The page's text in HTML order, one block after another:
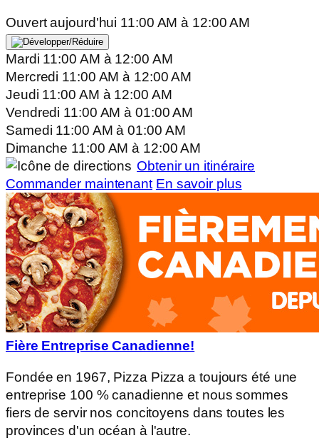
Ouvert aujourd'hui 11:00 AMà 12:00 AM
Mardi 11:00 AM à12:00 AM
Mercredi 11:00 AMà 12:00 AM
Jeudi 11:00 AM à12:00 AM
Vendredi 11:00 AMà 01:00 AM
Samedi 11:00 AMà 01:00 AM
Dimanche 11:00 AMà 12:00 AM
Obtenir un itinéraire
Commander maintenant En savoir plus
Fière Entreprise Canadienne!
Fondée en 1967, Pizza Pizza a toujours été une
entreprise 100 % canadienne et nous sommes
fiers de servir nos concitoyens dans toutes les
provinces d'un océan à l'autre.